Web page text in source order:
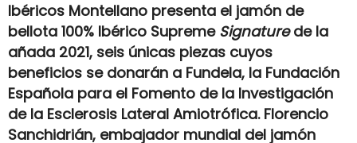
Ibéricos Montellano presenta el jamón de
bellota 100% Ibérico SupremeSignaturede la
añada 2021, seis únicas piezas cuyos
beneficios se donarán a Fundela, la Fundación
Española para el Fomento de la Investigación
de la Esclerosis Lateral Amiotrófica. Florencio
Sanchidrián, embajador mundial del jamón